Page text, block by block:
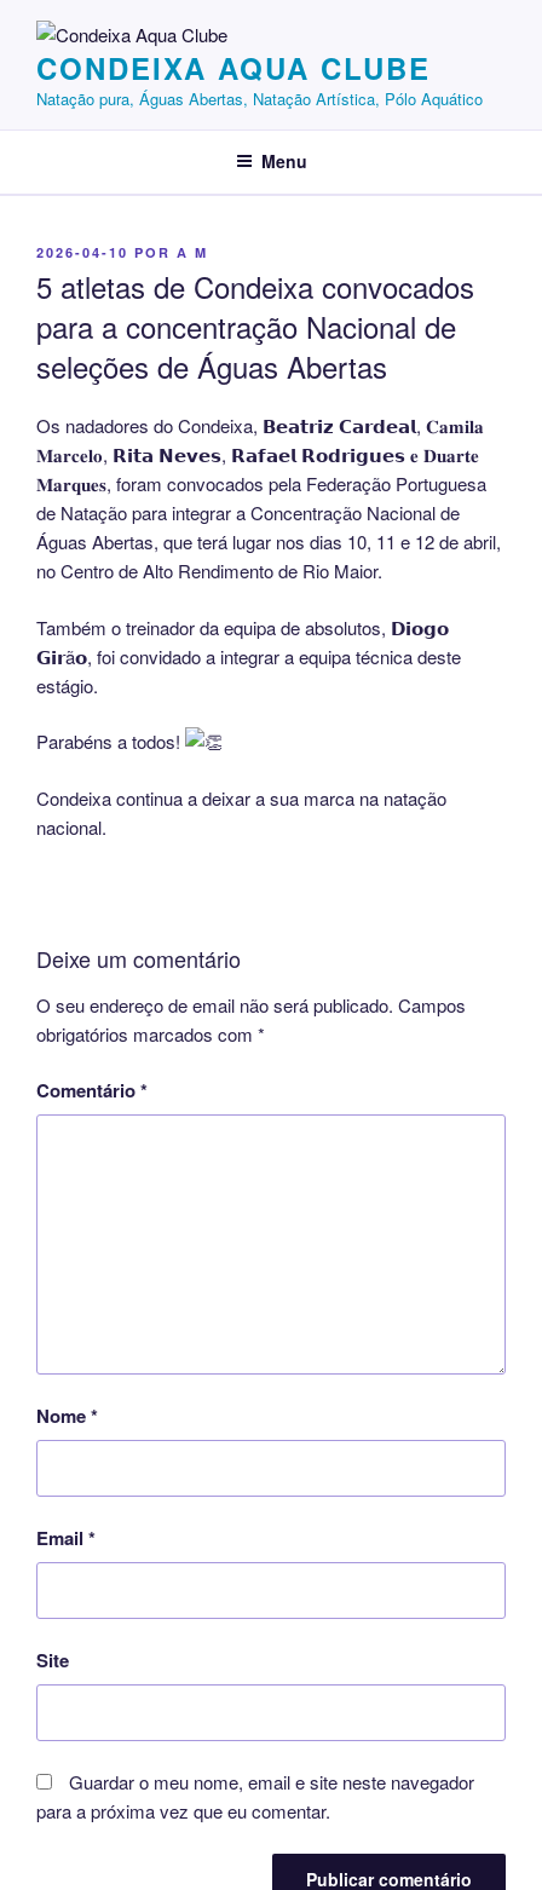
conteúdo
CONDEIXA AQUA CLUBE
Natação pura, Águas Abertas, Natação Artística, Pólo Aquático
Menu
PUBLICADO
2026-04-10 POR A M
5 atletas de Condeixa convocados
para a concentração Nacional de
seleções de Águas Abertas
Os nadadores do Condeixa, 𝗕𝗲𝗮𝘁𝗿𝗶𝘇 𝗖𝗮𝗿𝗱𝗲𝗮𝗹, 𝐂𝐚𝐦𝐢𝐥𝐚
𝐌𝐚𝐫𝐜𝐞𝐥𝐨, 𝗥𝗶𝘁𝗮 𝗡𝗲𝘃𝗲𝘀, 𝗥𝗮𝗳𝗮𝗲𝗹 𝗥𝗼𝗱𝗿𝗶𝗴𝘂𝗲𝘀 𝐞 𝐃𝐮𝐚𝐫𝐭𝐞
𝐌𝐚𝐫𝐪𝐮𝐞𝐬, foram convocados pela Federação Portuguesa
de Natação para integrar a Concentração Nacional de
Águas Abertas, que terá lugar nos dias 10, 11 e 12 de abril,
no Centro de Alto Rendimento de Rio Maior.
Também o treinador da equipa de absolutos, 𝗗𝗶𝗼𝗴𝗼
𝗚𝗶𝗿ã𝗼, foi convidado a integrar a equipa técnica deste
estágio.
Parabéns a todos!
Condeixa continua a deixar a sua marca na natação
nacional.
Deixe um comentário
O seu endereço de email não será publicado. Campos
obrigatórios marcados com *
Comentário*
Nome*
Email *
Site
Guardar o meu nome, email e site neste navegador
para a próxima vez que eu comentar.